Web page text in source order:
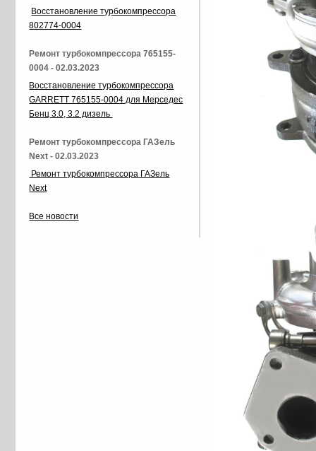
Восстановление турбокомпрессора
802774-0004
Ремонт турбокомпрессора 765155-
0004 - 02.03.2023
Восстановление турбокомпрессора
GARRETT 765155-0004 для Мерседес
Бенц 3.0, 3.2 дизель
Ремонт турбокомпрессора ГАЗель
Next - 02.03.2023
Ремонт турбокомпрессора ГАЗель
Next
Все новости